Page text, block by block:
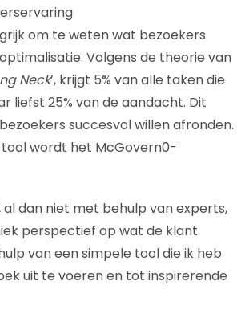
om te weten wat bezoekers
Volgens de theorie van
Neck’, krijgt 5% van alle taken die
liefst 25% van de aandacht. Dit
succesvol willen afronden.
wordt het McGovern0-
al dan niet met behulp van experts,
perspectief op wat de klant
van een simpele tool die ik heb
uit te voeren en tot inspirerende